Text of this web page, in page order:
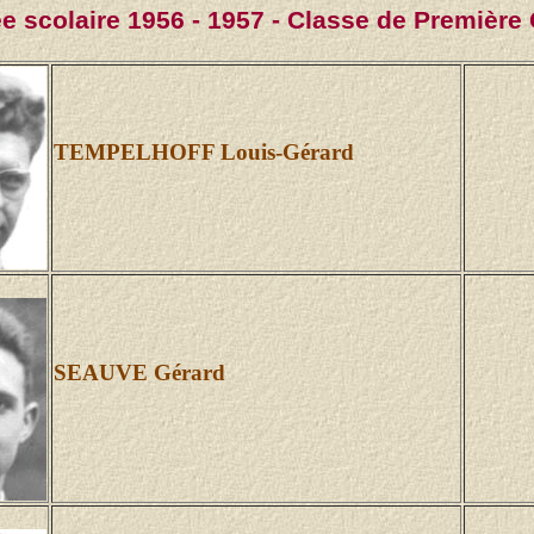
scolaire 1956 - 1957 - Classe de Première
TEMPELHOFF Louis-Gérard
SEAUVE Gérard